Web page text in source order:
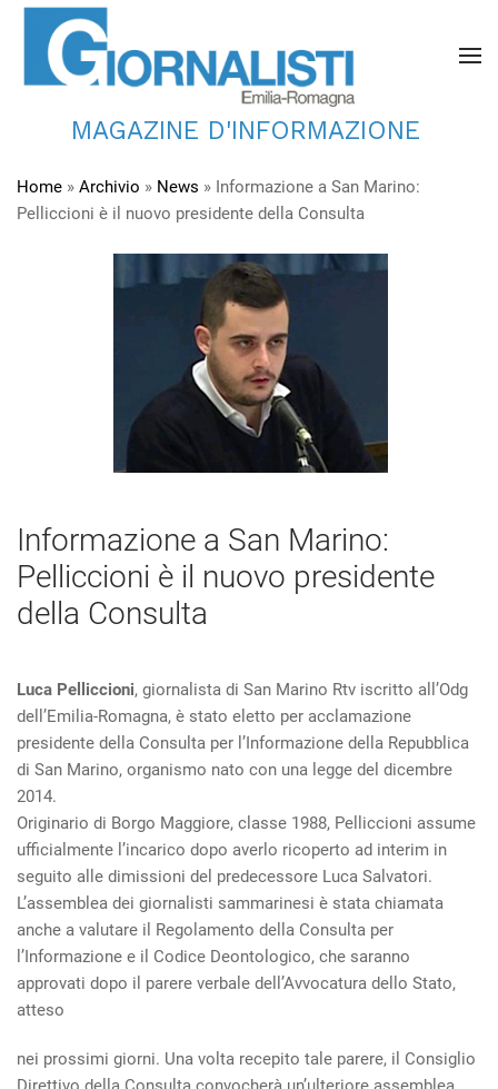
MAGAZINE D'INFORMAZIONE
Home » Archivio » News » Informazione a San Marino:
Pelliccioni è il nuovo presidente della Consulta
Informazione a San Marino:
Pelliccioni è il nuovo presidente
della Consulta
Luca Pelliccioni, giornalista di San Marino Rtv iscritto all’Odg
dell’Emilia-Romagna, è stato eletto per acclamazione
presidente della Consulta per l’Informazione della Repubblica
di San Marino, organismo nato con una legge del dicembre
2014.
Originario di Borgo Maggiore, classe 1988, Pelliccioni assume
ufficialmente l’incarico dopo averlo ricoperto ad interim in
seguito alle dimissioni del predecessore Luca Salvatori.
L’assemblea dei giornalisti sammarinesi è stata chiamata
anche a valutare il Regolamento della Consulta per
l’Informazione e il Codice Deontologico, che saranno
approvati dopo il parere verbale dell’Avvocatura dello Stato,
atteso
nei prossimi giorni. Una volta recepito tale parere, il Consiglio